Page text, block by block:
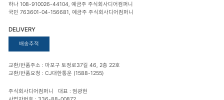
하나 108-910026-44104, 예금주 주식회사디어컴퍼니
국민 763601-04-156681, 예금주 주식회사디어컴퍼니
DELIVERY
배송추적
교환/반품주소 : 마포구 토정로37길 46, 2층 22호
교환/반품요청 : CJ대한통운 (1588-1255)
주식회사디어컴퍼니 대표 : 엄광현